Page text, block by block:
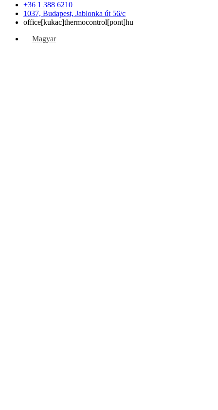
+36 1 388 6210
1037, Budapest, Jablonka út 56/c
office[kukac]thermocontrol[pont]hu
Magyar